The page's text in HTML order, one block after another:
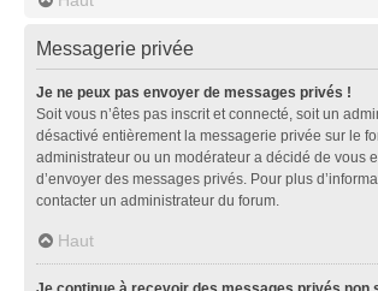
Messagerie privée
Je ne peux pas envoyer de messages privés !
Soit vous n’êtes pas inscrit et connecté, soit un
désactivé entièrement la messagerie privée sur le
administrateur ou un modérateur a décidé de vous
d’envoyer des messages privés. Pour plus
contacter un administrateur du forum.
Haut